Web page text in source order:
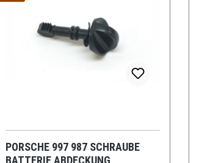
PORSCHE 997 987 SCHRAUBE
BATTERIE ABDECKUNG